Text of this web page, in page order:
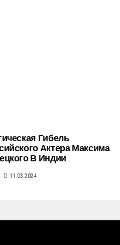
Гибель
Актера Максима
В Индии
11.03.2024